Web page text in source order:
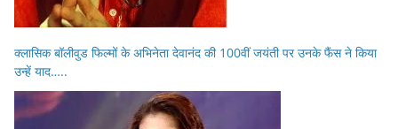
क्लासिक बॉलीवुड फिल्मों के अभिनेता देवानंद की 100वीं जयंती पर उनके फैंस ने किया
उन्हें याद…..